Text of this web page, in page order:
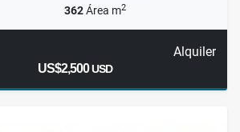
362Área m2
Alquiler
US$2,500USD